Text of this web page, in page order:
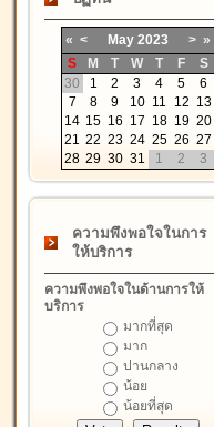
« < May 2023 > »
S
M T W T F
S
30
1 2 3 4 5
6
7
8 9 10 11 12 13
14 15 16 17 18 19 20
21 22 23 24 25 26 27
28 29 30 31 1 2 3
ความพึงพอใจในการ
ให้บริการ
ความพึงพอใจในด้านการให้
บริการ
มากที่สุด
มาก
ปานกลาง
น้อย
น้อยที่สุด